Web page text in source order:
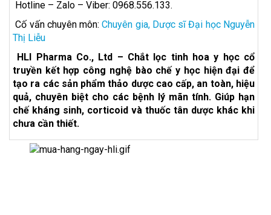
Hotline – Zalo – Viber: 0968.556.133.
Cố vấn chuyên môn:Chuyên gia, Dược sĩ Đại học Nguyễn
Thị Liễu
HLI Pharma Co., Ltd – Chắt lọc tinh hoa y học cổ
truyền kết hợp công nghệ bào chế y học hiện đại để
tạo ra các sản phẩm thảo dược cao cấp, an toàn, hiệu
quả, chuyên biệt cho các bệnh lý mãn tính. Giúp hạn
chế kháng sinh, corticoid và thuốc tân dược khác khi
chưa cần thiết.